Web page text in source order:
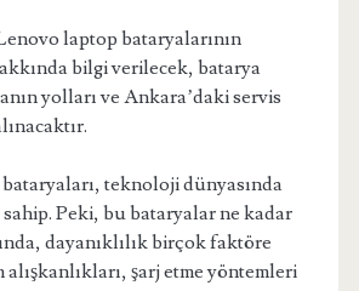
laptop bataryalarının
bilgi verilecek, batarya
yolları ve Ankara’daki servis
teknoloji dünyasında
Peki, bu bataryalar ne kadar
dayanıklılık birçok faktöre
alışkanlıkları, şarj etme yöntemleri